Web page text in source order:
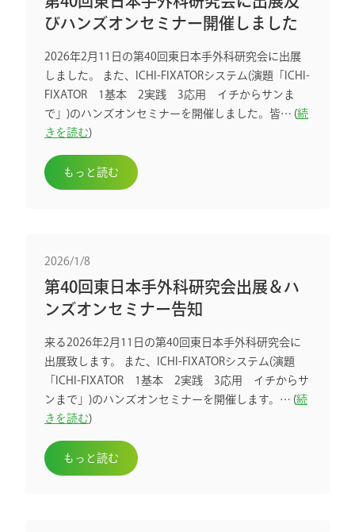
びハンズオンセミナー開催しました
2026年2月11日の第40回東日本手外科研究会に出展
しました。 また、ICHI-FIXATORシステム(演題「ICHI-
FIXATOR 1基本 2実践 3応用 イチからサンま
で」)のハンズオンセミナーを開催しました。皆… (続
きを読む)
もっと読む
2026/1/8
第40回東日本手外科研究会出展＆ハ
ンズオンセミナー告知
来る2026年2月11日の第40回東日本手外科研究会に
出展致します。 また、ICHI-FIXATORシステム(演題
「ICHI-FIXATOR 1基本 2実践 3応用 イチからサ
ンまで」)のハンズオンセミナーを開催します。… (続
きを読む)
もっと読む